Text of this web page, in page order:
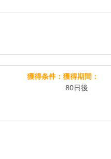
獲得条件
獲得期間
80日後